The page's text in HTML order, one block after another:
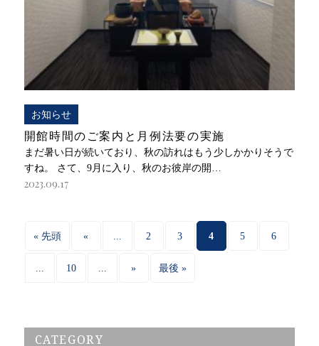
お知らせ
開館時間のご案内と月例法要の実施
まだ暑い日が続いており、秋の訪れはもう少しかかりそうで
すね。 さて、9月に入り、秋のお彼岸の開…
2023.09.17
« 先頭 « ... 2 3 4 5 6
10 » 最後 »
CATEGORY